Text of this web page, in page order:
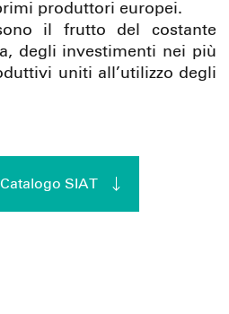
produttori europei.
il frutto del costante
degli investimenti nei più
uniti all’utilizzo degli
SIAT